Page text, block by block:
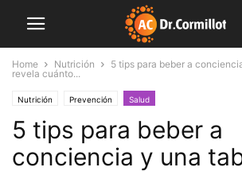
Home Nutrición
5 tips para beber a
revela cuánto...
Nutrición Prevención Salud
5 tips para beber a
conciencia y una